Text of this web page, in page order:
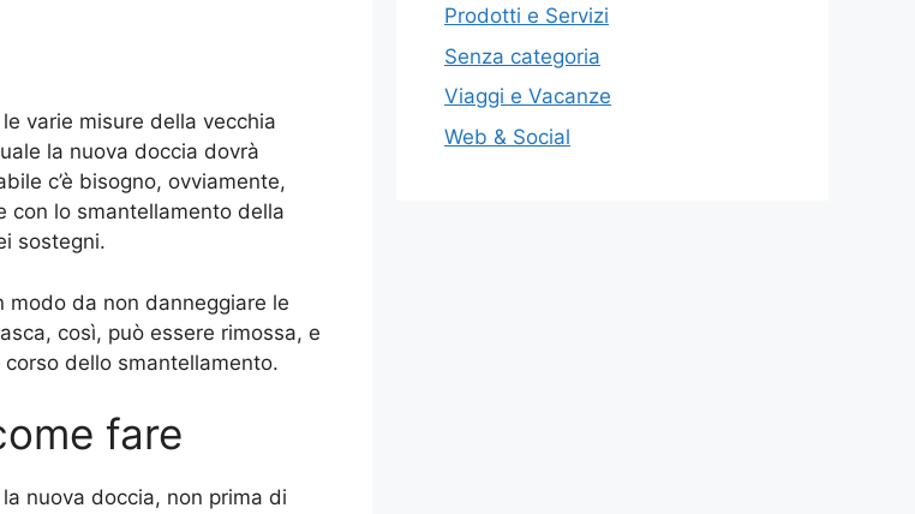
varie misure della vecchia
la nuova doccia dovrà
c’è bisogno, ovviamente,
con lo smantellamento della
sostegni.
da non danneggiare le
così, può essere rimossa, e
dello smantellamento.
fare
nuova doccia, non prima di
Prodotti e Servizi
Senza categoria
Viaggi e Vacanze
Web & Social